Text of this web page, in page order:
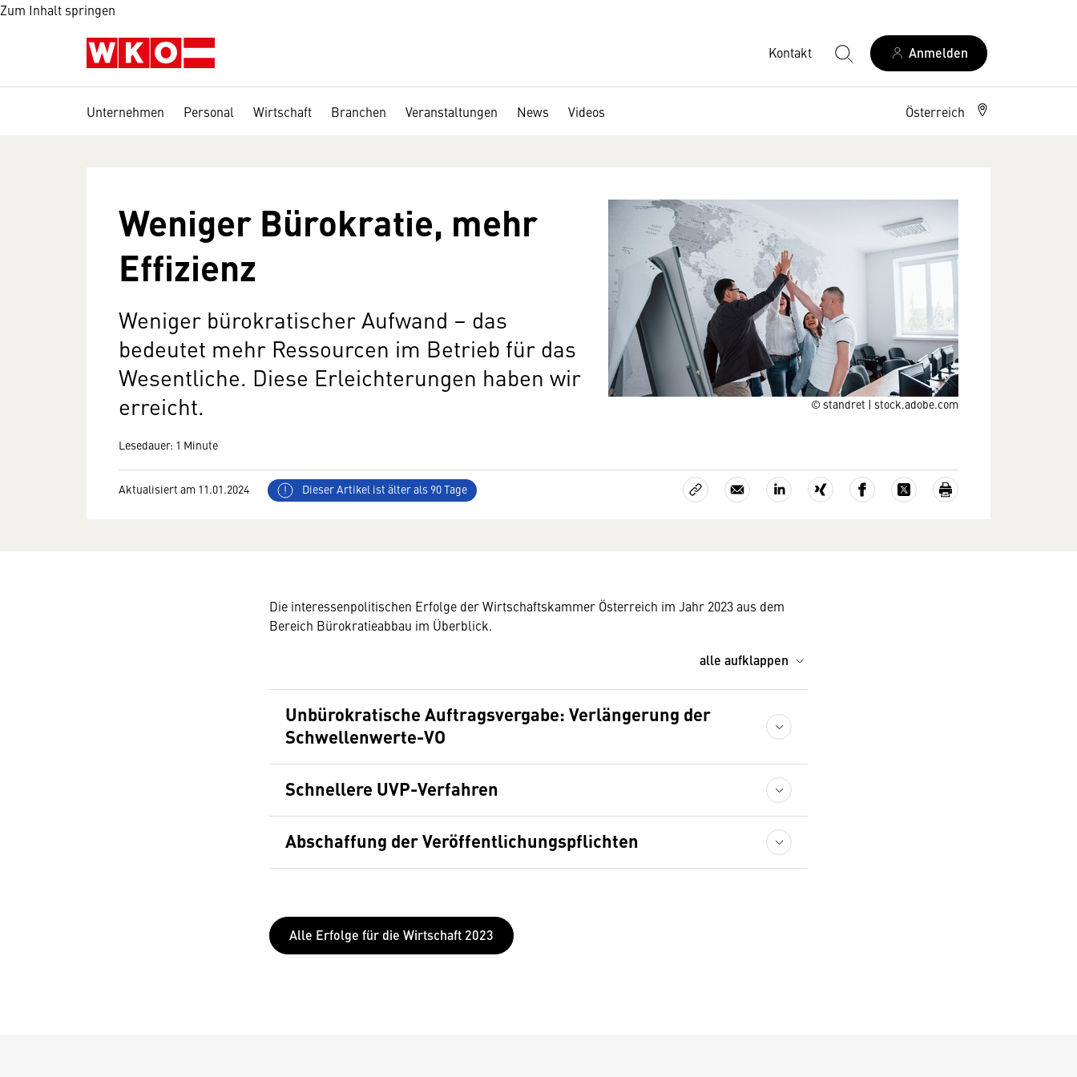
Zum Inhalt springen
Kontakt Anmelden
Unternehmen Personal Wirtschaft Branchen Veranstaltungen News Videos Österreich
© standret | stock.adobe.com
Weniger Bürokratie, mehr
Effizienz
Weniger bürokratischer Aufwand – das
bedeutet mehr Ressourcen im Betrieb für das
Wesentliche. Diese Erleichterungen haben wir
erreicht.
Lesedauer: 1 Minute
Aktualisiert am 11.01.2024 Dieser Artikel ist älter als 90 Tage
Die interessenpolitischen Erfolge der Wirtschaftskammer Österreich im Jahr 2023 aus dem
Bereich Bürokratieabbau im Überblick.
alle aufklappen
Unbürokratische Auftragsvergabe: Verlängerung der
Schwellenwerte-VO
Schnellere UVP-Verfahren
Abschaffung der Veröffentlichungspflichten
Alle Erfolge für die Wirtschaft 2023